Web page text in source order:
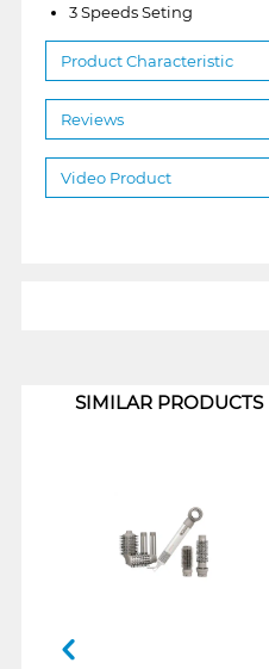
3 Speeds Seting
Product Characteristic
Reviews
Video Product
SIMILAR PRODUCTS